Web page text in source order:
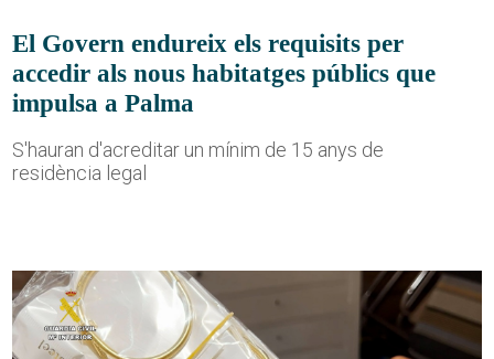
El Govern endureix els requisits per
accedir als nous habitatges públics que
impulsa a Palma
S'hauran d'acreditar un mínim de 15 anys de
residència legal